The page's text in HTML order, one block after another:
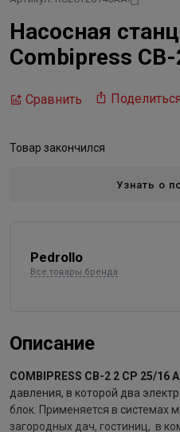
Насосная
Combipress
Сравнить Поделиться
Товар закончился
Узнать о
Pedrollo
Все товары бренда
Описание
COMBIPRESS CB-2 2 CP 25/16 A
давления, в которой два
блок. Применяется в системах
загородных дач, гостиниц, в